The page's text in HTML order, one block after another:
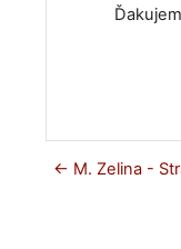
← M. Zelina -